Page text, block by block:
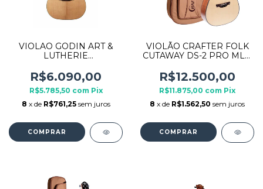
VIOLAO GODIN ART &
LUTHERIE
FERRO NATURAL
R$6.090,00
R$5.785,50 com Pix
8 x de R$761,25 sem juros
VIOLÃO CRAFTER FOLK
CUTAWAY DS-2 PRO MLD
R$12.500,00
R$11.875,00 com Pix
8 x de R$1.562,50 sem juros